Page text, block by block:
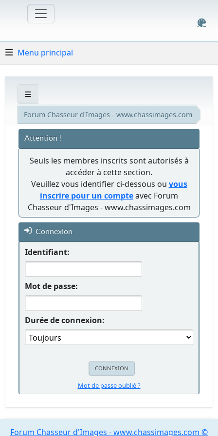
Menu principal
Forum Chasseur d'Images - www.chassimages.com
Attention !
Seuls les membres inscrits sont autorisés à
accéder à cette section.
Veuillez vous identifier ci-dessous ou vous
inscrire pour un compteavec Forum
Chasseur d'Images - www.chassimages.com
Connexion
Identifiant:
Mot de passe:
Durée de connexion:
Mot de passe oublié ?
Forum Chasseur d'Images - www.chassimages.com ©